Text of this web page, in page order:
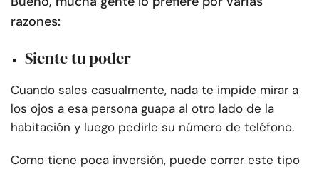
razones:
Siente tu poder
Cuando sales casualmente, nada te impide mirar a
los ojos a esa persona guapa al otro lado de la
habitación y luego pedirle su número de teléfono.
Como tiene poca inversión, puede correr este tipo